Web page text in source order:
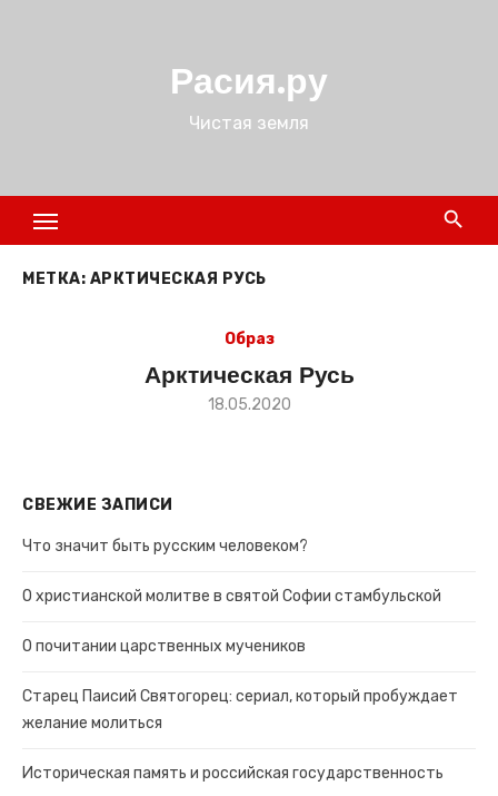
Расия.ру
Чистая земля
МЕТКА: АРКТИЧЕСКАЯ РУСЬ
Образ
Арктическая Русь
Размещено
18.05.2020
СВЕЖИЕ ЗАПИСИ
Что значит быть русским человеком?
О христианской молитве в святой Софии стамбульской
О почитании царственных мучеников
Старец Паисий Святогорец: сериал, который пробуждает
желание молиться
Историческая память и российская государственность